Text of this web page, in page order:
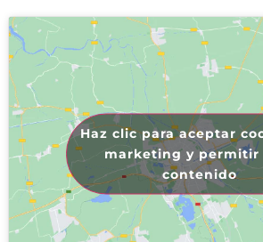
Haz clic para aceptar
marketing y permitir
contenido